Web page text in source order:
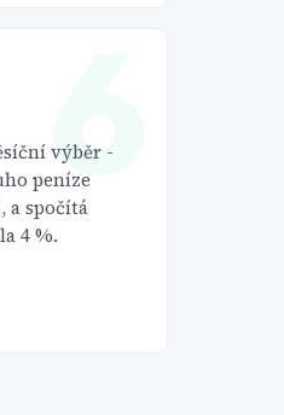
6
výběr -
peníze
a spočítá
4 %.